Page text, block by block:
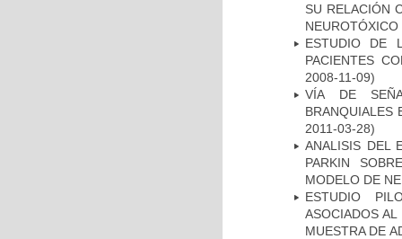
SU RELACIÓN
NEUROTÓXICO
ESTUDIO DE
PACIENTES
2008-11-09)
VÍA DE
BRANQUIALES
2011-03-28)
ANALISIS DEL
PARKIN
MODELO DE
ESTUDIO
ASOCIADOS
MUESTRA DE